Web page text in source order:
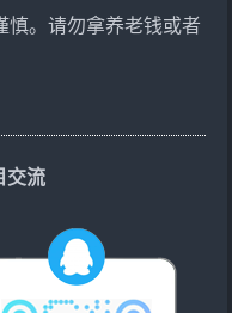
慎。请勿拿养老钱或者
交流